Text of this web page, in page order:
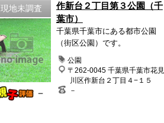
現地未調査
－
作新台２丁目第３公園（千
葉市）
千葉県千葉市にある都市公園
（街区公園）です。
公園
〒262-0045 千葉県千葉市花見
川区作新台２丁目４−１５
－